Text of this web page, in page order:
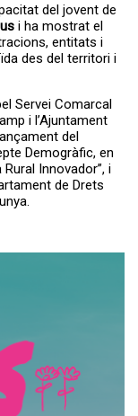
del jovent de
i ha mostrat el
entitats i
des del territori i
Servei Comarcal
i l’Ajuntament
del
Demogràfic, en
Innovador”, i
de Drets